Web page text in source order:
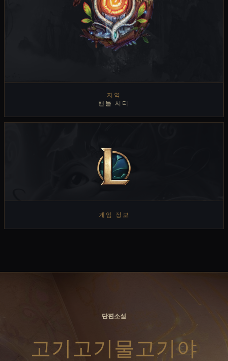
지역
밴들 시티
게임 정보
단편소설
고기고기물고기야